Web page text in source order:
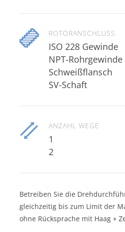
ROTORANSCHLUSS
ISO 228 Gewinde
NPT-Rohrgewinde
Schweißflansch
SV-Schaft
ANZAHL WEGE
1
2
Betreiben Sie die
gleichzeitig bis zum Limit der
ohne Rücksprache mit Haag +